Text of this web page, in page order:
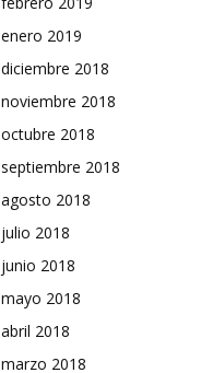
enero 2019
diciembre 2018
noviembre 2018
octubre 2018
septiembre 2018
agosto 2018
julio 2018
junio 2018
mayo 2018
abril 2018
marzo 2018